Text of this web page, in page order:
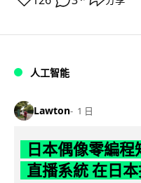
人工智能
Lawton 1 日
日本偶像零編
直播系統 在日